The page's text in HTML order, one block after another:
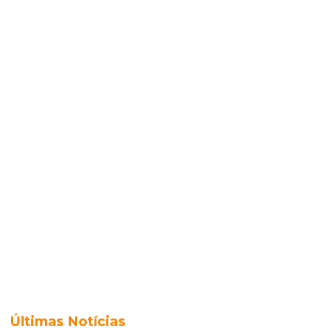
Últimas Notícias